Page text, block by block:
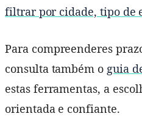
filtrar por cidade, tipo de
Para compreenderes
consulta também o guia
estas ferramentas, a
orientada e confiante.